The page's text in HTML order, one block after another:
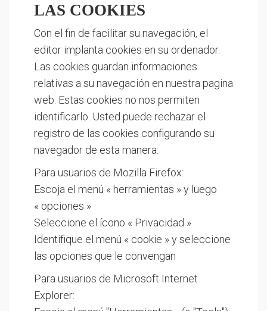
LAS COOKIES
Con el fin de facilitar su navegación, el
editor implanta cookies en su ordenador.
Las cookies guardan informaciones
relativas a su navegación en nuestra pagina
web. Estas cookies no nos permiten
identificarlo. Usted puede rechazar el
registro de las cookies configurando su
navegador de esta manera:
Para usuarios de Mozilla Firefox:
Escoja el menú « herramientas » y luego
« opciones »
Seleccione el ícono « Privacidad »
Identifique el menú « cookie » y seleccione
las opciones que le convengan
Para usuarios de Microsoft Internet
Explorer: